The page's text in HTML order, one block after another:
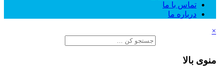
تماس با ما
درباره ما
×
منوی بالا